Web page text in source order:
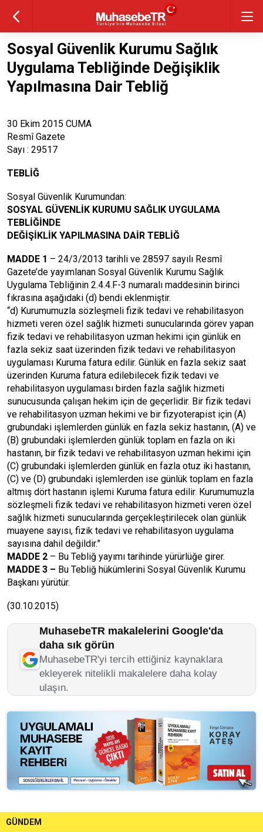
Sosyal Güvenlik Kurumu Sağlık
Uygulama Tebliğinde Değişiklik
Yapılmasına Dair Tebliğ
30 Ekim 2015 CUMA
Resmî Gazete
Sayı : 29517
TEBLİĞ
Sosyal Güvenlik Kurumundan:
SOSYAL GÜVENLİK KURUMU SAĞLIK UYGULAMA
TEBLİĞİNDE
DEĞİŞİKLİK YAPILMASINA DAİR TEBLİĞ
MADDE 1 – 24/3/2013 tarihli ve 28597 sayılı Resmî
Gazete’de yayımlanan Sosyal Güvenlik Kurumu Sağlık
Uygulama Tebliğinin 2.4.4.F-3 numaralı maddesinin birinci
fıkrasına aşağıdaki (d) bendi eklenmiştir.
“d) Kurumumuzla sözleşmeli fizik tedavi ve rehabilitasyon
hizmeti veren özel sağlık hizmeti sunucularında görev yapan
fizik tedavi ve rehabilitasyon uzman hekimi için günlük en
fazla sekiz saat üzerinden fizik tedavi ve rehabilitasyon
uygulaması Kuruma fatura edilir. Günlük en fazla sekiz saat
üzerinden Kuruma fatura edilebilecek fizik tedavi ve
rehabilitasyon uygulaması birden fazla sağlık hizmeti
sunucusunda çalışan hekim için de geçerlidir. Bir fizik tedavi
ve rehabilitasyon uzman hekimi ve bir fizyoterapist için (A)
grubundaki işlemlerden günlük en fazla sekiz hastanın, (A) ve
(B) grubundaki işlemlerden günlük toplam en fazla on iki
hastanın, bir fizik tedavi ve rehabilitasyon uzman hekimi için
(C) grubundaki işlemlerden günlük en fazla otuz iki hastanın,
(C) ve (D) grubundaki işlemlerden ise günlük toplam en fazla
altmış dört hastanın işlemi Kuruma fatura edilir. Kurumumuzla
sözleşmeli fizik tedavi ve rehabilitasyon hizmeti veren özel
sağlık hizmeti sunucularında gerçekleştirilecek olan günlük
muayene sayısı, fizik tedavi ve rehabilitasyon uygulama
sayısına dahil değildir.”
MADDE 2 – Bu Tebliğ yayımı tarihinde yürürlüğe girer.
MADDE 3 – Bu Tebliğ hükümlerini Sosyal Güvenlik Kurumu
Başkanı yürütür.
(30.10.2015)
MuhasebeTR makalelerini Google'da
daha sık görün
MuhasebeTR'yi tercih ettiğiniz kaynaklara
ekleyerek nitelikli makalelere daha kolay
ulaşın.
GÜNDEM